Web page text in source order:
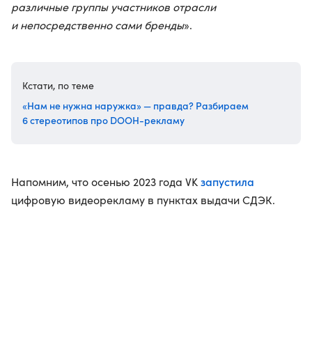
различные группы участников отрасли
и непосредственно сами бренды».
Кстати, по теме
«Нам не нужна наружка» — правда? Разбираем
6 стереотипов про DOOH-рекламу
Напомним, что осенью 2023 года VKзапустила
цифровую видеорекламу в пунктах выдачи СДЭК.